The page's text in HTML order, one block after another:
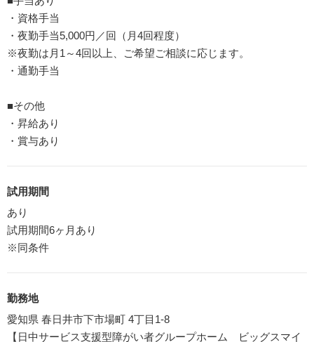
・資格手当
・夜勤手当5,000円／回（月4回程度）
※夜勤は月1～4回以上、ご希望ご相談に応じます。
・通勤手当
■その他
・昇給あり
・賞与あり
試用期間
あり
試用期間6ヶ月あり
※同条件
勤務地
愛知県 春日井市下市場町 4丁目1-8
【日中サービス支援型障がい者グループホーム ビッグスマイ